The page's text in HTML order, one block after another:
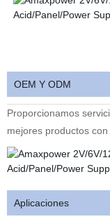
OEM Y ODM
Proporcionamos
mejores productos con
Aplicaciones